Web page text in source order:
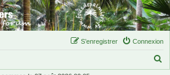
Connexion
S’enregistrer